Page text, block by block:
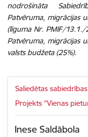
nodrošināta
Patvēruma, migrācijas
(līguma Nr. PMIF/
Patvēruma, migrācijas
valsts budžeta (25%).
Saliedētas
Projekts "Vienas
Inese Saldābola